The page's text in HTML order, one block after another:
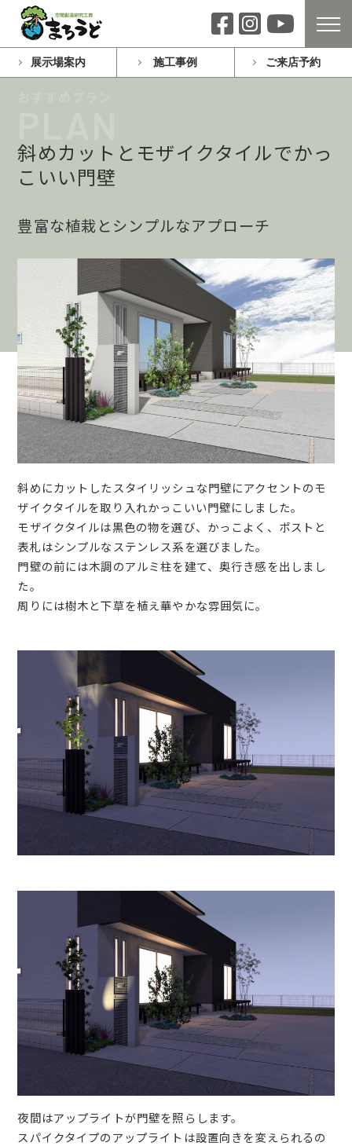
展示場案内 施工事例 ご来店予約
斜めカットとモザイクタイルでかっ
こいい門壁
豊富な植栽とシンプルなアプローチ
斜めにカットしたスタイリッシュな門壁にアクセントのモ
ザイクタイルを取り入れかっこいい門壁にしました。
モザイクタイルは黒色の物を選び、かっこよく、ポストと
表札はシンプルなステンレス系を選びました。
門壁の前には木調のアルミ柱を建て、奥行き感を出しまし
た。
周りには樹木と下草を植え華やかな雰囲気に。
夜間はアップライトが門壁を照らします。
スパイクタイプのアップライトは設置向きを変えられるの